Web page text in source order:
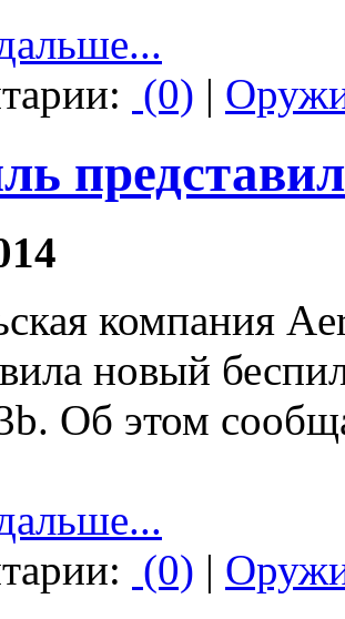
(0) |
компания
новый
Об этом
(0) |